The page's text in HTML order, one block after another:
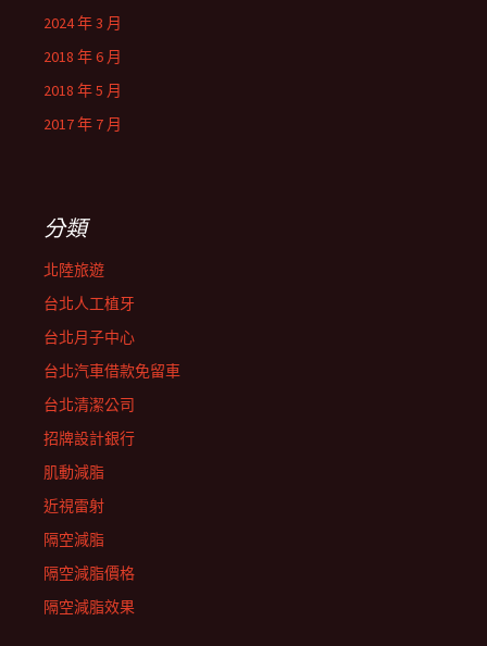
2024 年 3 月
2018 年 6 月
2018 年 5 月
2017 年 7 月
分類
北陸旅遊
台北人工植牙
台北月子中心
台北汽車借款免留車
台北清潔公司
招牌設計銀行
肌動減脂
近視雷射
隔空減脂
隔空減脂價格
隔空減脂效果